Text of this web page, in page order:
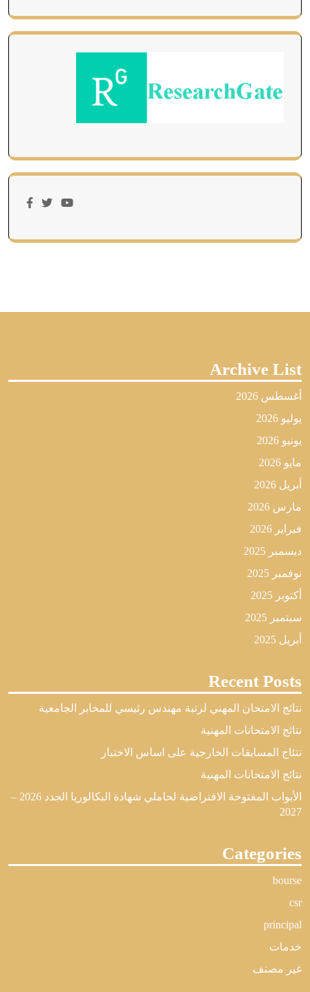
Archive List
أغسطس 2026
يوليو 2026
يونيو 2026
مايو 2026
أبريل 2026
مارس 2026
فبراير 2026
ديسمبر 2025
نوفمبر 2025
أكتوبر 2025
سبتمبر 2025
أبريل 2025
Recent Posts
نتائج الامتحان المهني لرتبة مهندس رئيسي للمخابر الجامعية
نتائج الامتحانات المهنية
نتئاج المسابقات الخارجية على اساس الاختبار
نتائج الامتحانات المهنية
الأبواب المفتوحة الافتراضية لحاملي شهادة البكالوريا الجدد 2026 –
2027
Categories
bourse
csr
principal
خدمات
غير مصنف